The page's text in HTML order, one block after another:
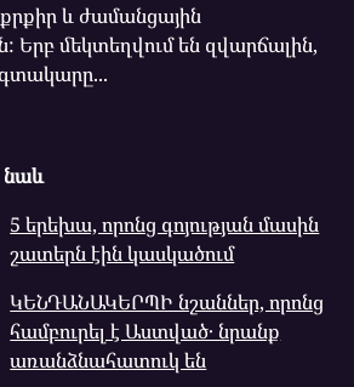
և ժամանցային
Երբ մեկտեղվում են զվարճալին,
նաև
5 երեխա, որոնց գոյության մասին
շատերն էին կասկածում
ԿԵՆԴԱՆԱԿԵՐՊԻ նշաններ, որոնց
համբուրել է Աստված․ նրանք
առանձնահատուկ են